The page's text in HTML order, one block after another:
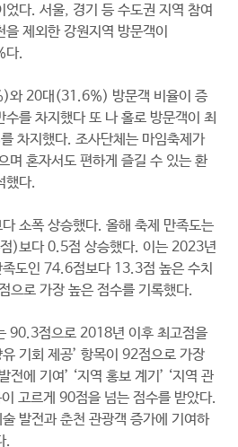
다. 서울, 경기 등 수도권 지역 참여
제외한 강원지역 방문객이
다.
와 20대(31.6%) 방문객 비율이 증
를 차지했다 또 나 홀로 방문객이 최
차지했다. 조사단체는 마임축제가
며 혼자서도 편하게 즐길 수 있는 환
했다.
소폭 상승했다. 올해 축제 만족도는
)보다 0.5점 상승했다. 이는 2023년
도인 74.6점보다 13.3점 높은 수치
으로 가장 높은 점수를 기록했다.
90.3점으로 2018년 이후 최고점을
기회 제공’ 항목이 92점으로 가장
전에 기여’ ‘지역 홍보 계기’ ‘지역 관
고르게 90점을 넘는 점수를 받았다.
발전과 춘천 관광객 증가에 기여하
.